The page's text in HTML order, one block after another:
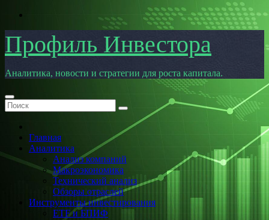
Перейти
содержимому
Профиль Инвестора
Аналитика, новости и стратегии для роста капитала.
Главная
Аналитика
Анализ компаний
Макроэкономика
Технический анализ
Обзоры отраслей
Инструменты инвестирования
ETF и БПИФ